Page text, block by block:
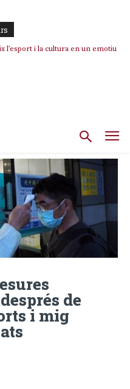
l’esport i la cultura en un emotiu
de
i mig